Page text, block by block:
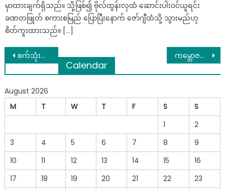
မှာထားချက်ရှိသည်။ သို့ဖြစ်၍ ဗိုလ်ထွန်းလှထံ ဆောင်းပါးဝင်ယူရင်း
ခဏတဖြုတ် စကားစမြည် ပြောပြီးနောက် ဇော်ဂျီထံသို့ သွားမည်ဟု
စိတ်ကူးထားသည်။ […]
Post
navigation
စက်သုံးဆီရည်ညွှန်းစျေး ၉၂ တစ်လီတာ ၂၀၇၀ ကျပ်မှ ၁၈၃၅ ကျပ်ထိ ကျဆင်းသွားတဲ့ ယနေ့ စက်သုံးဆီစျေးနှုန်းများ ကမ္ဘောဇဘဏ်လုပ်ငန်းရှင် ဦးအောင်ကိုဝင်း၏ ဇနီး လုပ်ကိုင်ခွင့်ရသည့် မြေဧက ၁၆၀၀၀ ကျော် သိမ်းဆည်းခံရ
Calendar
August 2026
M
T W T F S
S
1
2
3
4 5 6 7 8
9
10
11 12 13 14 15
16
17
18 19 20 21 22
23